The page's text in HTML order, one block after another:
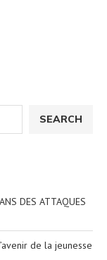
SEARCH
DES ATTAQUES
de la jeunesse